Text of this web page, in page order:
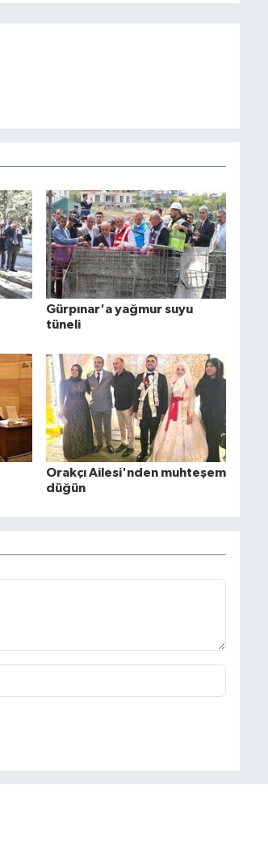
Gürpınar'a yağmur suyu
tüneli
Orakçı Ailesi'nden muhteşem
düğün